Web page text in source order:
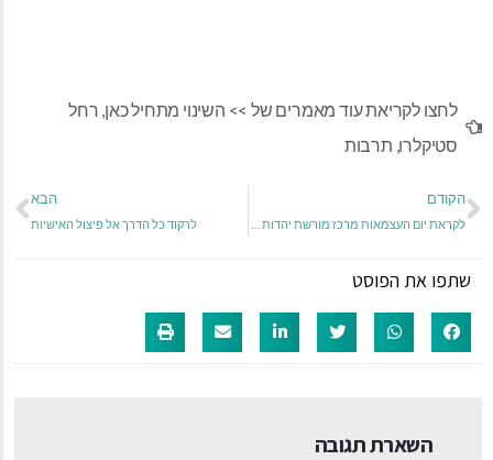
לחצו לקריאת עוד מאמרים של >> השינוי מתחיל כאן, רחל
סטיקלרו, תרבות
הקודם הבא
לרקוד כל הדרך אל פיצול האישיות
שתפו את הפוסט
השארת תגובה